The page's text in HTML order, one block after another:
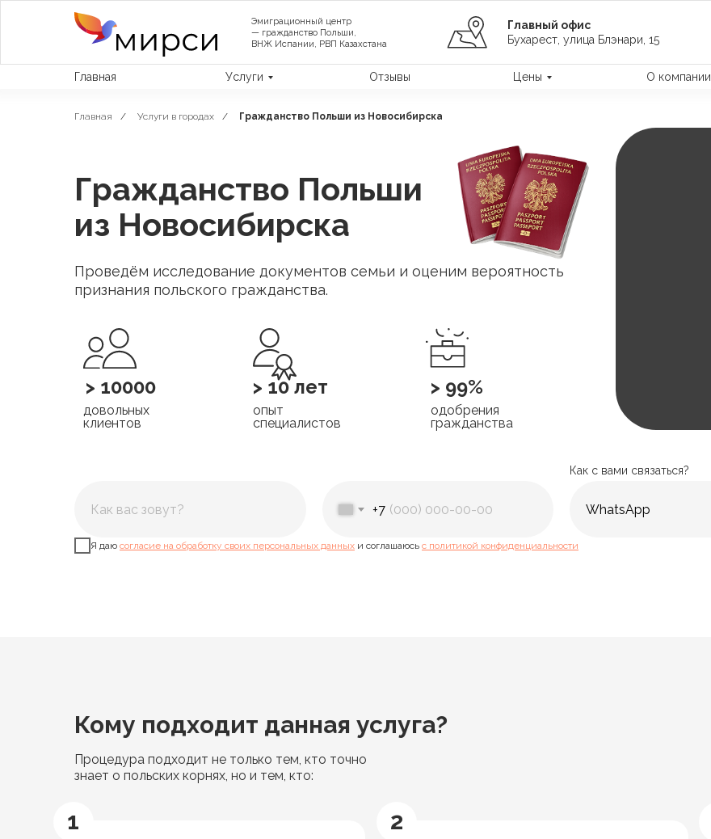
Главная Услуги О компании
Отзывы Цены
Эмиграционный центр
— гражданство Польши,
ВНЖ Испании, РВП Казахстана
Главный офис
Бухарест, улица Блэнари, 15
Главная / Услуги в городах / Гражданство Польши из Новосибирска
Гражданство Польши
из Новосибирска
довольных
клиентов
> 10000
одобрения
гражданства
> 99%
опыт
специалистов
> 10 лет
Проведём исследование документов семьи и оценим вероятность
признания польского гражданства.
+7
Как с вами связаться?
Я даю согласие на обработку своих персональных данных и соглашаюсь с политикой конфиденциальности
Кому подходит данная услуга?
1 2
Процедура подходит не только тем, кто точно
знает о польских корнях, но и тем, кто: